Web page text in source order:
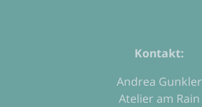
Kontakt:
Andrea Gunkler
Atelier am Rain